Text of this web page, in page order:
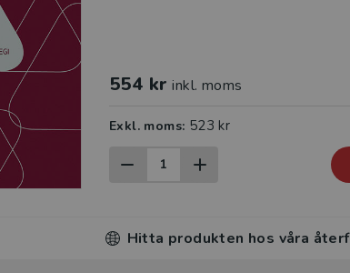
554 kr inkl. moms
Exkl. moms: 523 kr
Hitta produkten hos våra